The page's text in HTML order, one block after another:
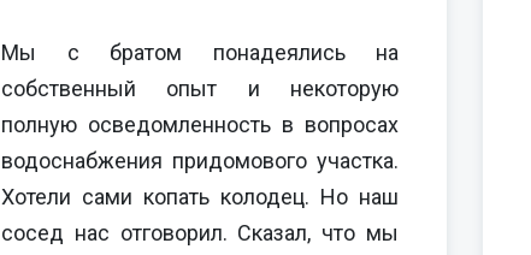
Мы с братом понадеялись на
собственный опыт и некоторую
полную осведомленность в вопросах
водоснабжения придомового участка.
Хотели сами копать колодец. Но наш
сосед нас отговорил. Сказал, что мы